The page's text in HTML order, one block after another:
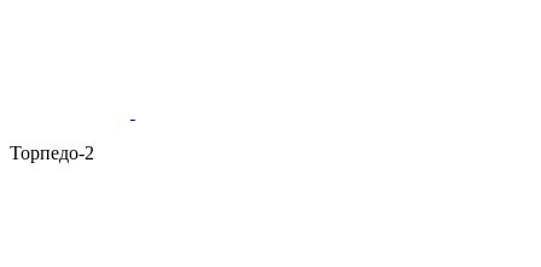
Торпедо-2